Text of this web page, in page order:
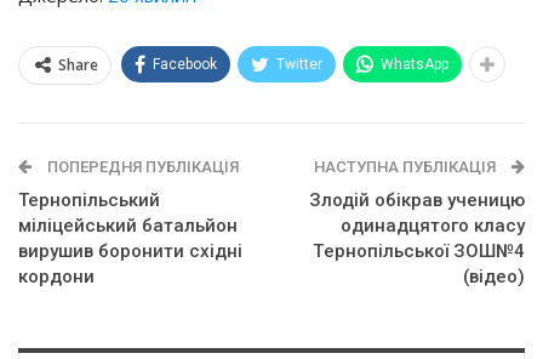
Share Facebook Twitter WhatsApp
ПОПЕРЕДНЯ ПУБЛІКАЦІЯ
Тернопільський
міліцейський батальйон
вирушив боронити східні
кордони
НАСТУПНА ПУБЛІКАЦІЯ
Злодій обікрав yчeницю
oдинaдцятoгo клacy
Тepнoпiльcькoї ЗОШ№4
(відео)